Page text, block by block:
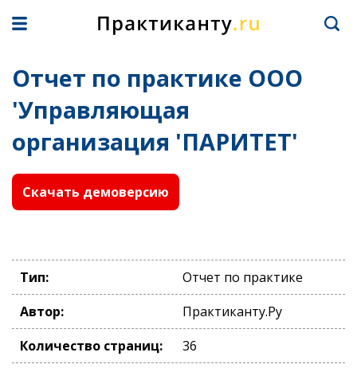
Отчет по практике ООО
'Управляющая
организация 'ПАРИТЕТ'
Скачать демоверсию
Тип:
Отчет по практике
Автор:
Практиканту.Ру
Количество страниц:
36